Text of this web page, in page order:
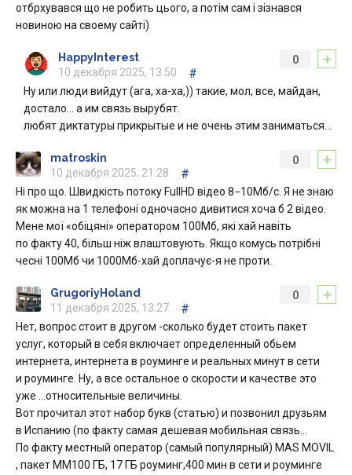
отбрхувався що не робить цього, а потім сам і зізнався
новиною на своему сайті)
+
0
HappyInterest
10 декабря 2025, 13:50
#
Ну или люди вийдут (ага, ха-ха,)) такие, мол, все, майдан,
достало… а им связь вырубят.
любят диктатуры прикрытые и не очень этим заниматься…
+
0
matroskin
10 декабря 2025, 21:28
#
Ні про що. Швидкість потоку FullHD відео 8−10Мб/c. Я не знаю
як можна на 1 телефоні одночасно дивитися хоча б 2 відео.
Мене мої «обіцяні» оператором 100Мб, які хай навіть
по факту 40, більш ніж влаштовують. Якщо комусь потрібні
чесні 100Мб чи 1000Мб-хай доплачує-я не проти.
+
0
GrugoriyHoland
11 декабря 2025, 13:27
#
Нет, вопрос стоит в другом -сколько будет стоить пакет
услуг, который в себя включает определенный обьем
интернета, интернета в роуминге и реальных минут в сети
и роуминге. Ну, а все остальное о скорости и качестве это
уже …относительные величины.
Вот прочитал этот набор букв (статью) и позвонил друзьям
в Испанию (по факту самая дешевая мобильная связь…
По факту местный оператор (самый популярный) MAS MOVIL
, пакет ММ100 ГБ, 17 ГБ роуминг,400 мин в сети и роуминге